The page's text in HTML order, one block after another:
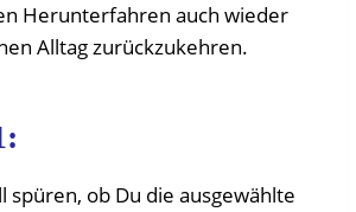
Herunterfahren auch wieder
Alltag zurückzukehren.
spüren, ob Du die ausgewählte